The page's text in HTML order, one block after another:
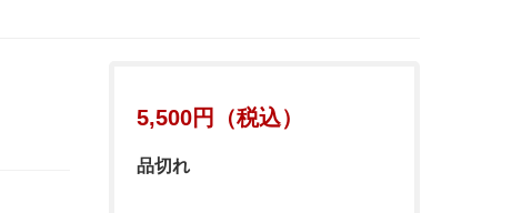
5,500円（税込）
品切れ